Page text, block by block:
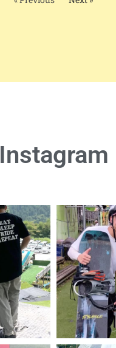
Instagram